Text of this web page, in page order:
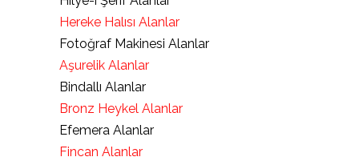
Hereke Halısı Alanlar
Fotoğraf Makinesi Alanlar
Aşurelik Alanlar
Bindallı Alanlar
Bronz Heykel Alanlar
Efemera Alanlar
Fincan Alanlar